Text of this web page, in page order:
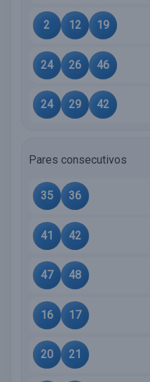
2 12 19
24 26 46
24 29 42
Pares consecutivos
35 36
41 42
47 48
16 17
20 21